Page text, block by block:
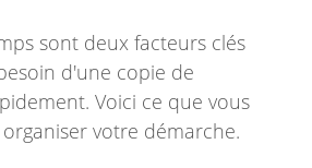
sont deux facteurs clés
d'une copie de
Voici ce que vous
votre démarche.